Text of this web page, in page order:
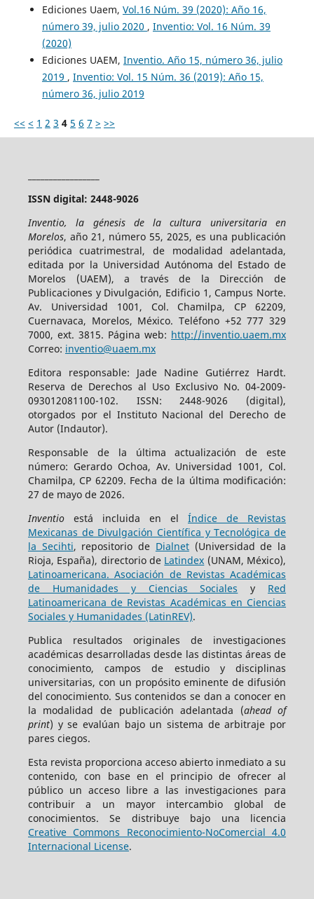
Ediciones Uaem, Vol.16 Núm. 39 (2020): Año 16,
número 39, julio 2020 , Inventio: Vol. 16 Núm. 39
(2020)
Ediciones UAEM, Inventio. Año 15, número 36, julio
2019 , Inventio: Vol. 15 Núm. 36 (2019): Año 15,
número 36, julio 2019
<< < 1 2 3 4 5 6 7 > >>
ISSN digital: 2448-9026
Inventio, la génesis de la cultura universitaria en
Morelos, año 21, número 55, 2025, es una publicación
periódica cuatrimestral, de modalidad adelantada,
editada por la Universidad Autónoma del Estado de
Morelos (UAEM), a través de la Dirección de
Publicaciones y Divulgación, Edificio 1, Campus Norte.
Av. Universidad 1001, Col. Chamilpa, CP 62209,
Cuernavaca, Morelos, México. Teléfono +52 777 329
7000, ext. 3815. Página web: http://inventio.uaem.mx
Correo: inventio@uaem.mx
Editora responsable: Jade Nadine Gutiérrez Hardt.
Reserva de Derechos al Uso Exclusivo No. 04-2009-
093012081100-102. ISSN: 2448-9026 (digital),
otorgados por el Instituto Nacional del Derecho de
Autor (Indautor).
Responsable de la última actualización de este
número: Gerardo Ochoa, Av. Universidad 1001, Col.
Chamilpa, CP 62209. Fecha de la última modificación:
27 de mayo de 2026.
Inventioestá incluida en elÍndice de Revistas
Mexicanas de Divulgación Científica y Tecnológica de
la Secihti, repositorio de Dialnet(Universidad de la
Rioja, España), directorio de Latindex (UNAM, México),
Latinoamericana. Asociación de Revistas Académicas
de Humanidades y Ciencias Sociales y Red
Latinoamericana de Revistas Académicas en Ciencias
Sociales y Humanidades (LatinREV).
Publica resultados originales de investigaciones
académicas desarrolladas desde las distintas áreas de
conocimiento, campos de estudio y disciplinas
universitarias, con un propósito eminente de difusión
del conocimiento. Sus contenidos se dan a conocer en
la modalidad de publicación adelantada (ahead of
print) y se evalúan bajo un sistema de arbitraje por
pares ciegos.
Esta revista proporciona acceso abierto inmediato a su
contenido, con base en el principio de ofrecer al
público un acceso libre a las investigaciones para
contribuir a un mayor intercambio global de
conocimientos. Se distribuye bajo una licencia
Creative Commons Reconocimiento-NoComercial 4.0
Internacional License.